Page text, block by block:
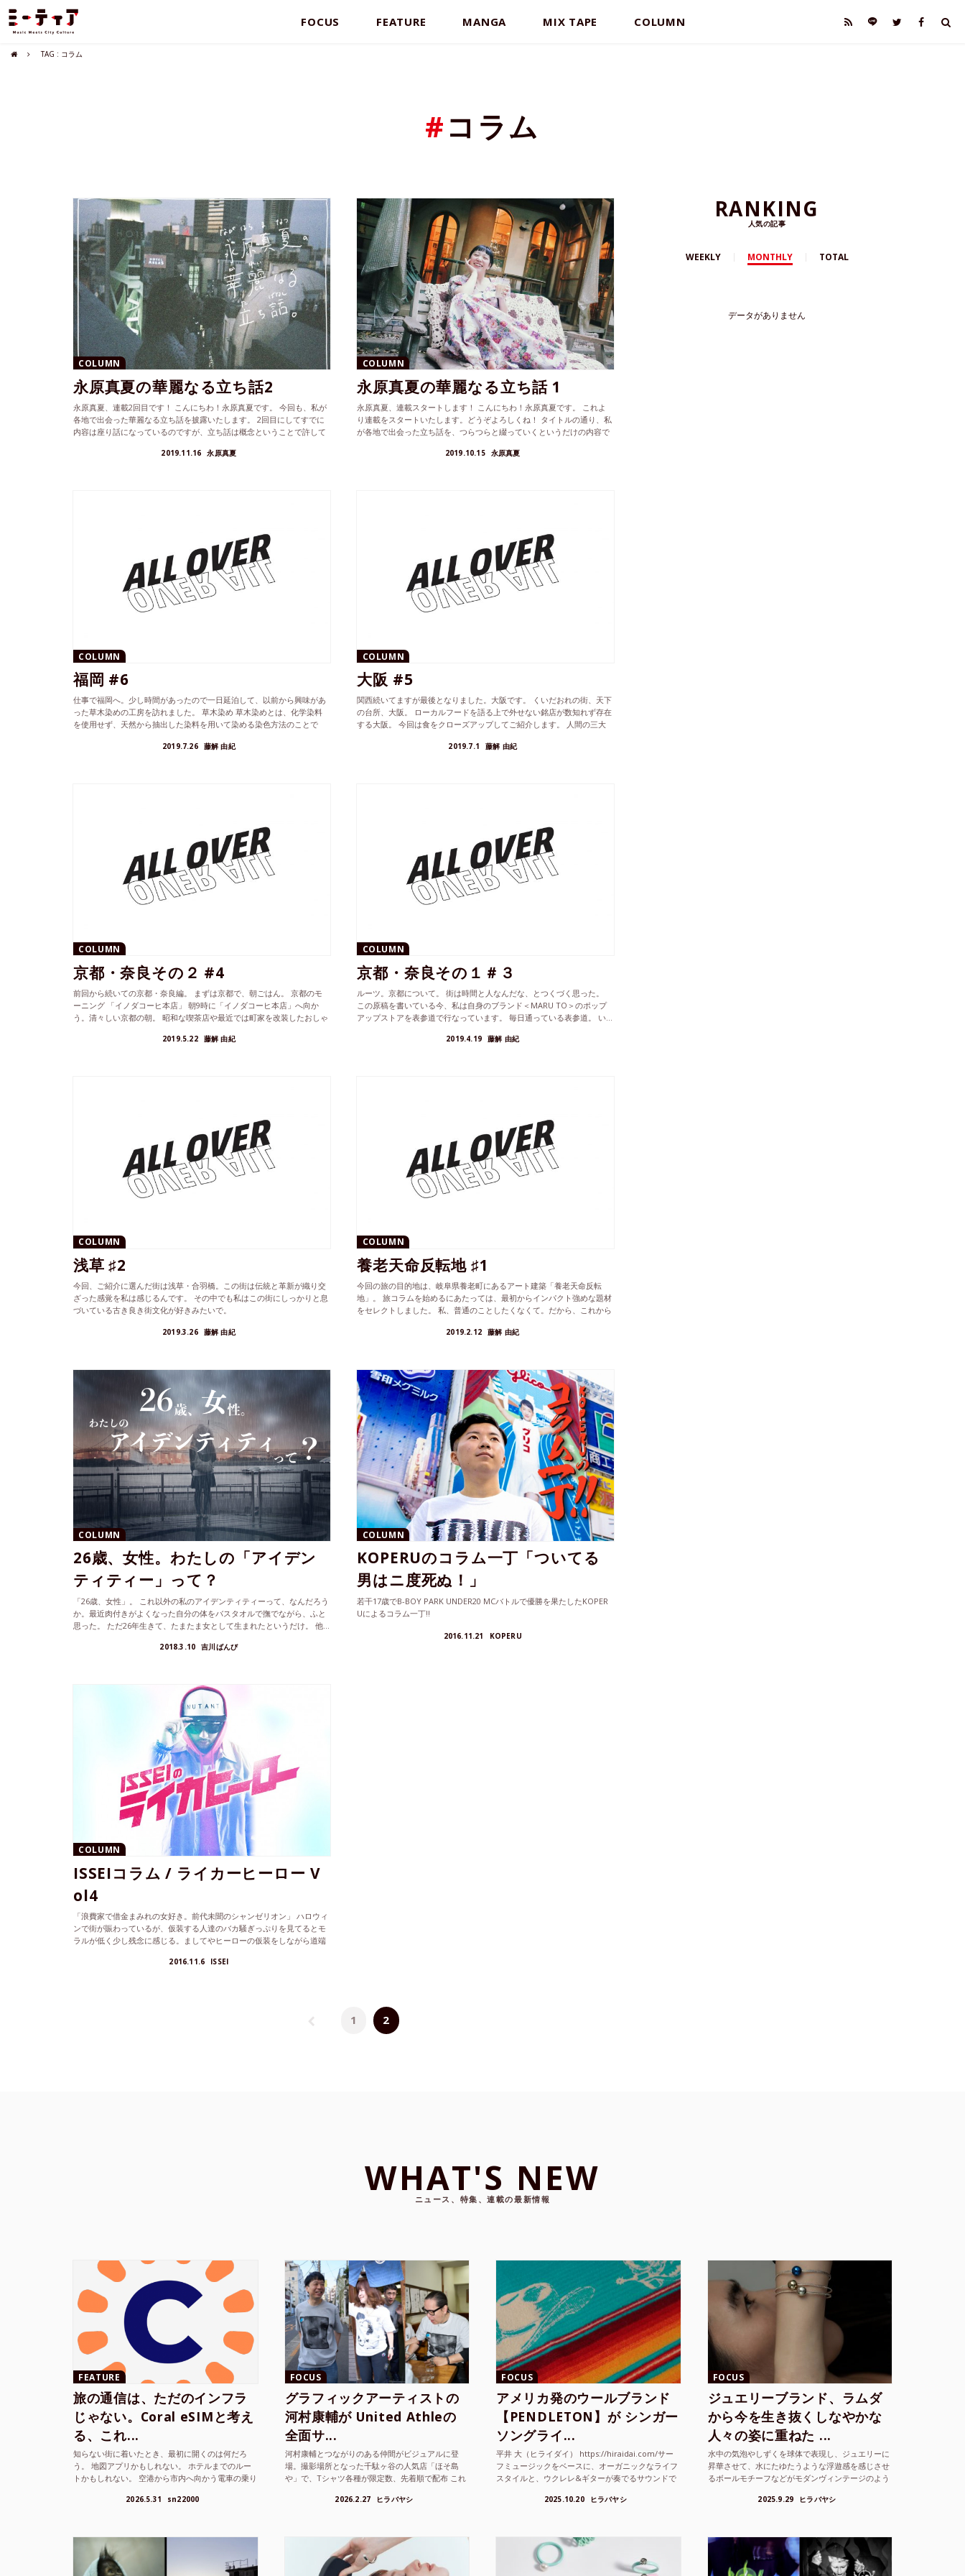
FOCUS FEATURE MANGA MIX TAPE COLUMN
TAG : コラム
#コラム
COLUMN
永原真夏の華麗なる立ち話2
永原真夏、連載2回目です！ こんにちわ！永原真夏です。 今回も、私が
各地で出会った華麗なる立ち話を披露いたします。 2回目にしてすでに
内容は座り話になっているのですが、立ち話は概念ということで許して
2019.11.16 永原真夏
COLUMN
永原真夏の華麗なる立ち話 1
永原真夏、連載スタートします！ こんにちわ！永原真夏です。 これよ
り連載をスタートいたします。どうぞよろしくね！ タイトルの通り、私
が各地で出会った立ち話を、つらつらと綴っていくというだけの内容で
2019.10.15 永原真夏
COLUMN
福岡 #6
仕事で福岡へ。少し時間があったので一日延泊して、以前から興味があ
った草木染めの工房を訪れました。 草木染め 草木染めとは、化学染料
を使用せず、天然から抽出した染料を用いて染める染色方法のことで
2019.7.26 藤解 由紀
COLUMN
大阪 #5
関西続いてますが最後となりました。大阪です。 くいだおれの街、天下
の台所、大阪。 ローカルフードを語る上で外せない銘店が数知れず存在
する大阪。 今回は食をクローズアップしてご紹介します。 人間の三大
2019.7.1 藤解 由紀
COLUMN
京都・奈良その２ #4
前回から続いての京都・奈良編。 まずは京都で、朝ごはん。 京都のモ
ーニング 「イノダコーヒ本店」 朝9時に「イノダコーヒ本店」へ向か
う。清々しい京都の朝。 昭和な喫茶店や最近では町家を改装したおしゃ
2019.5.22 藤解 由紀
COLUMN
京都・奈良その１＃３
ルーツ。京都について。 街は時間と人なんだな、とつくづく思った。
この原稿を書いている今、私は自身のブランド＜MARU TO＞のポップ
アップストアを表参道で行なっています。 毎日通っている表参道。 い...
2019.4.19 藤解 由紀
COLUMN
浅草 ♯2
今回、ご紹介に選んだ街は浅草・合羽橋。この街は伝統と革新が織り交
ざった感覚を私は感じるんです。 その中でも私はこの街にしっかりと息
づいている古き良き街文化が好きみたいで。
2019.3.26 藤解 由紀
COLUMN
養老天命反転地 ♯1
今回の旅の目的地は、岐阜県養老町にあるアート建築「養老天命反転
地」。 旅コラムを始めるにあたっては、最初からインパクト強めな題材
をセレクトしました。 私、普通のことしたくなくて。だから、これから
2019.2.12 藤解 由紀
COLUMN
26歳、女性。わたしの「アイデン
ティティー」って？
「26歳、女性」。 これ以外の私のアイデンティティーって、なんだろう
か。最近肉付きがよくなった自分の体をバスタオルで撫でながら、ふと
思った。 ただ26年生きて、たまたま女として生まれたというだけ。 他...
2018.3.10 吉川ばんび
COLUMN
KOPERUのコラム一丁「ついてる
男はニ度死ぬ！」
若干17歳でB-BOY PARK UNDER20 MCバトルで優勝を果たしたKOPER
Uによるコラム一丁!!
2016.11.21 KOPERU
COLUMN
ISSEIコラム / ライカーヒーロー V
ol4
「浪費家で借金まみれの女好き。前代未聞のシャンゼリオン」 ハロウィ
ンで街が賑わっているが、仮装する人達のバカ騒ぎっぷりを見てるとモ
ラルが低く少し残念に感じる。ましてやヒーローの仮装をしながら道端
2016.11.6 ISSEI
1 2
RANKING
人気の記事
WEEKLY MONTHLY TOTAL
データがありません
WHAT'S NEW
ニュース、特集、連載の最新情報
FEATURE
旅の通信は、ただのインフラ
じゃない。Coral eSIMと考え
る、これ...
知らない街に着いたとき、最初に開くのは何だろ
う。 地図アプリかもしれない。 ホテルまでのルー
トかもしれない。 空港から市内へ向かう電車の乗り
て、その街の空...2026.5.31 sn22000
FOCUS
グラフィックアーティストの
河村康輔が United Athleの
全面サ...
河村康輔とつながりのある仲間がビジュアルに登
場。撮影場所となった千駄ヶ谷の人気店「ほそ島
や」で、Tシャツ各種が限定数、先着順で配布 これ
2026.2.27 ヒラバヤシ
FOCUS
アメリカ発のウールブランド
【PENDLETON】が シンガー
ソングライ...
平井 大（ヒライダイ） https://hiraidai.com/サー
フミュージックをベースに、オーガニックなライフ
スタイルと、ウクレレ&ギターが奏でるサウンドで
2025.10.20 ヒラバヤシ
FOCUS
ジュエリーブランド、ラムダ
から今を生き抜くしなやかな
人々の姿に重ねた ...
水中の気泡やしずくを球体で表現し、ジュエリーに
昇華させて、水にたゆたうような浮遊感を感じさせ
るボールモチーフなどがモダンヴィンテージのよう
2025.9.29 ヒラバヤシ